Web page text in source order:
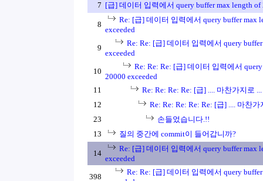
7 [급] 데이터 입력에서 query buffer max length of
8
Re: [급] 데이터 입력에서 query buffer max
exceeded
9
Re: Re: [급] 데이터 입력에서 query
exceeded
10
Re: Re: Re: [급] 데이터 입력에서
20000 exceeded
11
Re: Re: Re: Re: [급] .... 마찬가지로
12
Re: Re: Re: Re: Re: [급] .... 마찬
23
손들었습니다.!!
13
질의 중간에 commit이 들어갑니까?
14
Re: [급] 데이터 입력에서 query buffer max
exceeded
398
Re: Re: [급] 데이터 입력에서 query